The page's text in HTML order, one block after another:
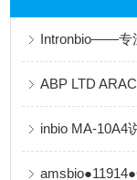
Intronbio——专
ABP LTD
inbio MA-10A4